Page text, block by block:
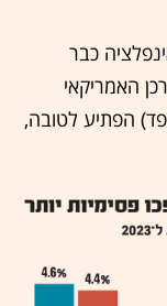
כבר
האמריקאי
הפתיע לטובה,